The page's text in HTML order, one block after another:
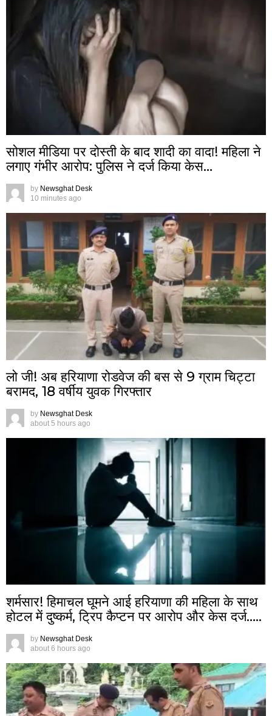
सोशल मीडिया पर दोस्ती के बाद शादी का वादा! महिला ने
लगाए गंभीर आरोप: पुलिस ने दर्ज किया केस…
by Newsghat Desk
10 minutes ago
लो जी! अब हरियाणा रोडवेज की बस से 9 ग्राम चिट्टा
बरामद, 18 वर्षीय युवक गिरफ्तार
by Newsghat Desk
about 5 hours ago
शर्मसार! हिमाचल घूमने आई हरियाणा की महिला के साथ
होटल में दुष्कर्म, ट्रिप कैप्टन पर आरोप और केस दर्ज…..
by Newsghat Desk
about 6 hours ago